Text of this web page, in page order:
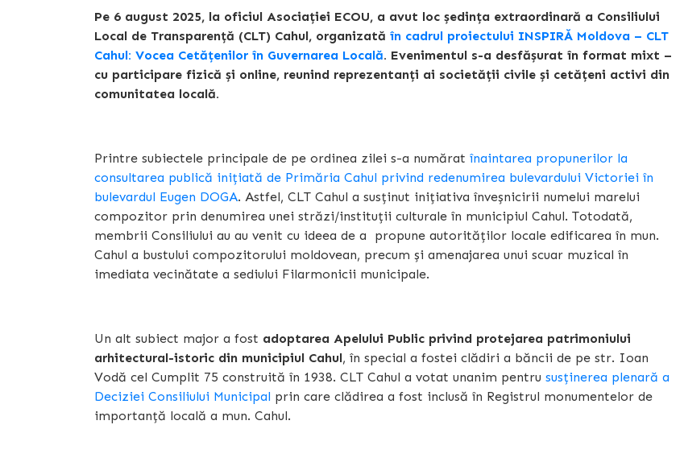
Pe 6 august 2025, la oficiul Asociației ECOU, a avut loc ședința extraordinară a Consiliului
Local de Transparență (CLT) Cahul, organizată în cadrul proiectului INSPIRĂ Moldova – CLT
Cahul: Vocea Cetățenilor în Guvernarea Locală. Evenimentul s-a desfășurat în format mixt –
cu participare fizică și online, reunind reprezentanți ai societății civile și cetățeni activi din
comunitatea locală.
Printre subiectele principale de pe ordinea zilei s-a numărat înaintarea propunerilor la
consultarea publică inițiată de Primăria Cahul privind redenumirea bulevardului Victoriei în
bulevardul Eugen DOGA. Astfel, CLT Cahul a susținut inițiativa înveșnicirii numelui marelui
compozitor prin denumirea unei străzi/instituții culturale în municipiul Cahul. Totodată,
membrii Consiliului au au venit cu ideea de a propune autorităților locale edificarea în mun.
Cahul a bustului compozitorului moldovean, precum și amenajarea unui scuar muzical în
imediata vecinătate a sediului Filarmonicii municipale.
Un alt subiect major a fost adoptarea Apelului Public privind protejarea patrimoniului
arhitectural-istoric din municipiul Cahul, în special a fostei clădiri a băncii de pe str. Ioan
Vodă cel Cumplit 75 construită în 1938. CLT Cahul a votat unanim pentru susținerea plenară a
Deciziei Consiliului Municipal prin care clădirea a fost inclusă în Registrul monumentelor de
importanță locală a mun. Cahul.